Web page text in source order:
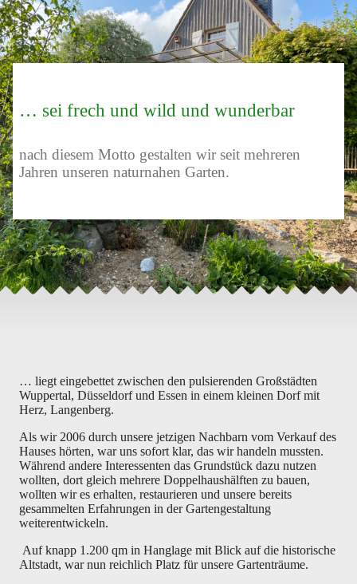
… sei frech und wild und wunderbar
nach diesem Motto gestalten wir seit mehreren
Jahren unseren naturnahen Garten.
… liegt eingebettet zwischen den pulsierenden Großstädten
Wuppertal, Düsseldorf und Essen in einem kleinen Dorf mit
Herz, Langenberg.
Als wir 2006 durch unsere jetzigen Nachbarn vom Verkauf des
Hauses hörten, war uns sofort klar, das wir handeln mussten.
Während andere Interessenten das Grundstück dazu nutzen
wollten, dort gleich mehrere Doppelhaushälften zu bauen,
wollten wir es erhalten, restaurieren und unsere bereits
gesammelten Erfahrungen in der Gartengestaltung
weiterentwickeln.
Auf knapp 1.200 qm in Hanglage mit Blick auf die historische
Altstadt, war nun reichlich Platz für unsere Gartenträume.